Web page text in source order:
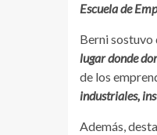
Escuela de
Berni sostuvo
lugar donde
de los
industriales,
Además,